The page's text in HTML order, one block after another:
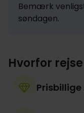
Bemærk
søndagen.
Hvorfor